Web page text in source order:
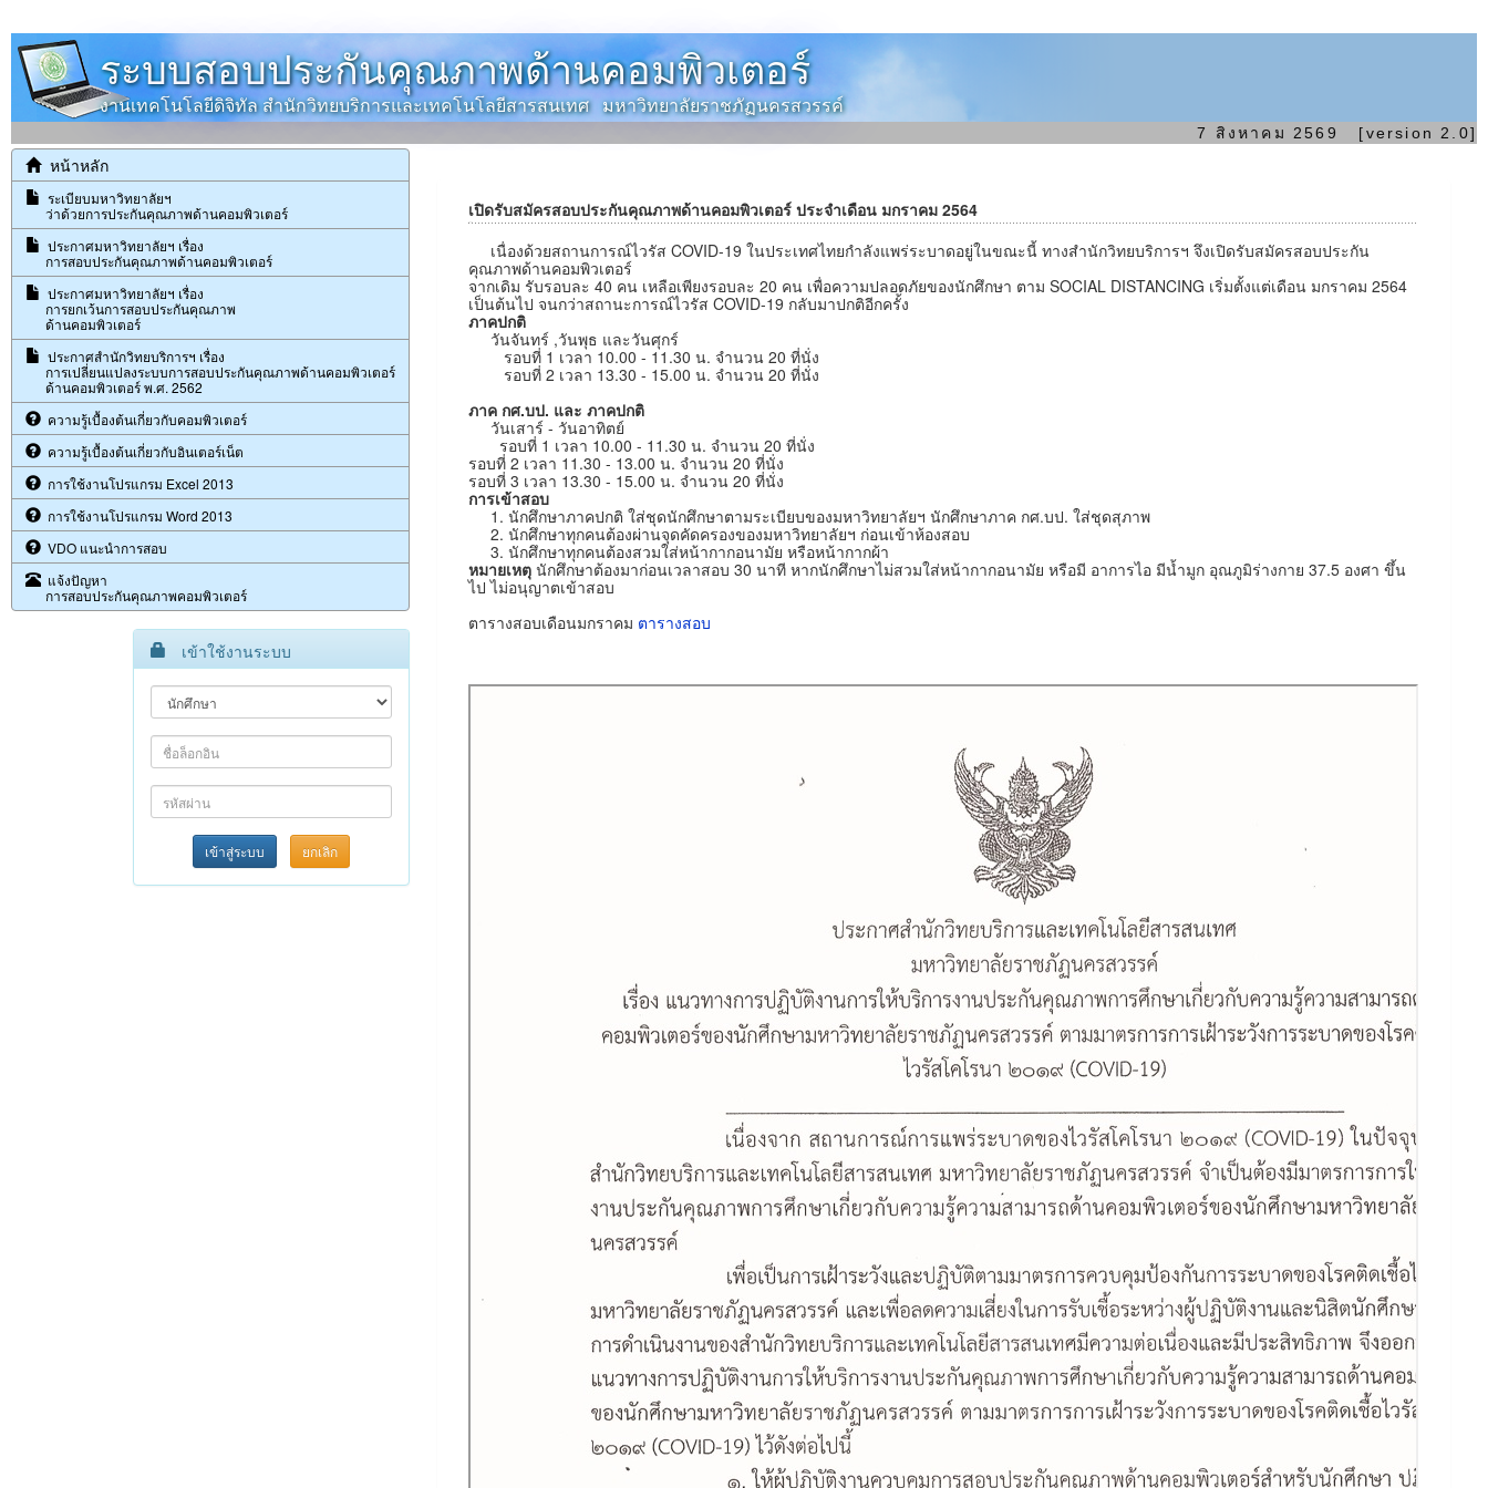
ระบบสอบประกันคุณภาพด้านคอมพิวเตอร์
งานเทคโนโลยีดิจิทัล สำนักวิทยบริการและเทคโนโลยีสารสนเทศ มหาวิทยาลัยราชภัฏนครสวรรค์
7 สิงหาคม 2569 [version 2.0]
หน้าหลัก
ระเบียบมหาวิทยาลัยฯ
ว่าด้วยการประกันคุณภาพด้านคอมพิวเตอร์
ประกาศมหาวิทยาลัยฯ เรื่อง
การสอบประกันคุณภาพด้านคอมพิวเตอร์
ประกาศมหาวิทยาลัยฯ เรื่อง
การยกเว้นการสอบประกันคุณภาพ
ด้านคอมพิวเตอร์
ประกาศสำนักวิทยบริการฯ เรื่อง
การเปลี่ยนแปลงระบบการสอบประกันคุณภาพด้านคอมพิวเตอร์
ด้านคอมพิวเตอร์ พ.ศ. 2562
ความรู้เบื้องต้นเกี่ยวกับคอมพิวเตอร์
ความรู้เบื้องต้นเกี่ยวกับอินเตอร์เน็ต
การใช้งานโปรแกรม Excel 2013
การใช้งานโปรแกรม Word 2013
VDO แนะนำการสอบ
แจ้งปัญหา
การสอบประกันคุณภาพคอมพิวเตอร์
เข้าใช้งานระบบ
เข้าสู่ระบบ ยกเลิก
เปิดรับสมัครสอบประกันคุณภาพด้านคอมพิวเตอร์ ประจำเดือน มกราคม 2564
เนื่องด้วยสถานการณ์ไวรัส COVID-19 ในประเทศไทยกำลังแพร่ระบาดอยู่ในขณะนี้ ทางสำนักวิทยบริการฯ จึงเปิดรับสมัครสอบประกัน
คุณภาพด้านคอมพิวเตอร์
จากเดิม รับรอบละ 40 คน เหลือเพียงรอบละ 20 คน เพื่อความปลอดภัยของนักศึกษา ตาม SOCIAL DISTANCING เริ่มตั้งแต่เดือน มกราคม 2564
เป็นต้นไป จนกว่าสถานะการณ์ไวรัส COVID-19 กลับมาปกติอีกครั้ง
ภาคปกติ
วันจันทร์ ,วันพุธ และวันศุกร์
รอบที่ 1 เวลา 10.00 - 11.30 น. จำนวน 20 ที่นั่ง
รอบที่ 2 เวลา 13.30 - 15.00 น. จำนวน 20 ที่นั่ง
ภาค กศ.บป. และ ภาคปกติ
วันเสาร์ - วันอาทิตย์
รอบที่ 1 เวลา 10.00 - 11.30 น. จำนวน 20 ที่นั่ง
รอบที่ 2 เวลา 11.30 - 13.00 น. จำนวน 20 ที่นั่ง
รอบที่ 3 เวลา 13.30 - 15.00 น. จำนวน 20 ที่นั่ง
การเข้าสอบ
1. นักศึกษาภาคปกติ ใส่ชุดนักศึกษาตามระเบียบของมหาวิทยาลัยฯ นักศึกษาภาค กศ.บป. ใส่ชุดสุภาพ
2. นักศึกษาทุกคนต้องผ่านจุดคัดครองของมหาวิทยาลัยฯ ก่อนเข้าห้องสอบ
3. นักศึกษาทุกคนต้องสวมใส่หน้ากากอนามัย หรือหน้ากากผ้า
หมายเหตุ นักศึกษาต้องมาก่อนเวลาสอบ 30 นาที หากนักศึกษาไม่สวมใส่หน้ากากอนามัย หรือมี อาการไอ มีน้ำมูก อุณภูมิร่างกาย 37.5 องศา ขึ้น
ไป ไม่อนุญาตเข้าสอบ
ตารางสอบเดือนมกราคม ตารางสอบ